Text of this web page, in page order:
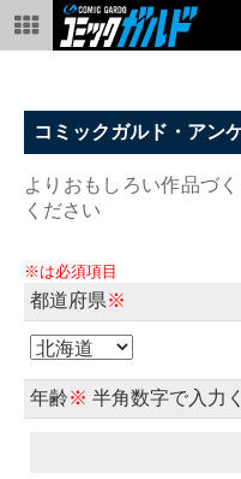
コミックガルド・アン
よりおもしろい作品づ
ください
※は必須項目
都道府県※
年齢※ 半角数字で入力